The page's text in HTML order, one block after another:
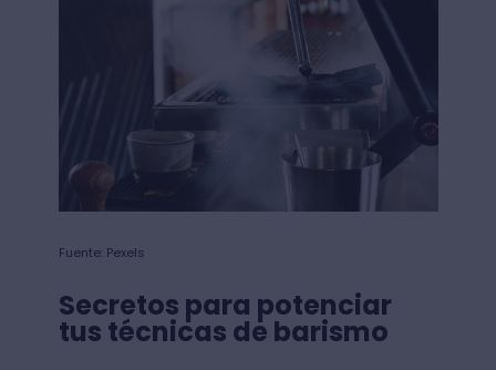
Fuente: Pexels
Secretos para potenciar
tus técnicas de barismo